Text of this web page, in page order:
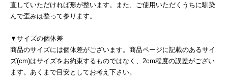
直していただければ形が整います。また、ご使用いただくうちに馴染
んで歪みは整って参ります。
▼サイズの個体差
商品のサイズには個体差がございます。商品ページに記載のあるサイ
ズ(cm)はサイズをお約束するものではなく、2cm程度の誤差がござい
ます。あくまで目安としてお考え下さい。